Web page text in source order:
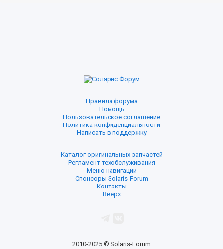
Правила форума
Помощь
Пользовательское соглашение
Политика конфиденциальности
Написать в поддержку
Каталог оригинальных запчастей
Регламент техобслуживания
Меню навигации
Спонсоры Solaris-Forum
Контакты
Вверх
2010-2025 © Solaris-Forum